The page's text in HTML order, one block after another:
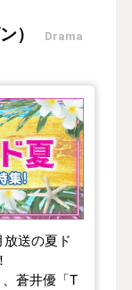
） Drama
送の夏ド
蒼井優「T